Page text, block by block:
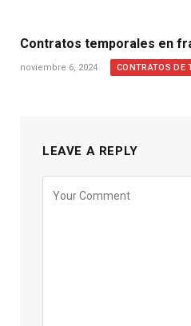
Contratos temporales en
noviembre 6, 2024 CONTRATOS DE
LEAVE A REPLY